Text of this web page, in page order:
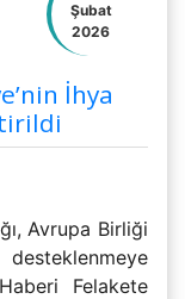
Şubat
2026
İhya
Avrupa Birliği
desteklenmeye
Felakete